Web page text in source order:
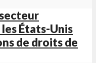
États-Unis
de droits de